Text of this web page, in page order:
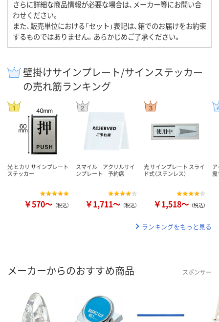
さらに詳細な商品情報が必要な場合は、メーカー等にお問い合
わせください。
また、販売単位における「セット」表記は、箱でのお届けをお約束
するものではありません。あらかじめご了承ください。
壁掛けサインプレート/サインステッカー
の売れ筋ランキング
光 ヒカリ サインプレート
ステッカー
￥570～ （税込）
スマイル アクリルサイ
ンプレート 予約席
￥1,711～ （税込）
光 サインプレート スライ
ド式（ステンレス）
￥1,518～ （税込）
ア
震
ランキングをもっと見る
メーカーからのおすすめ商品 スポンサー